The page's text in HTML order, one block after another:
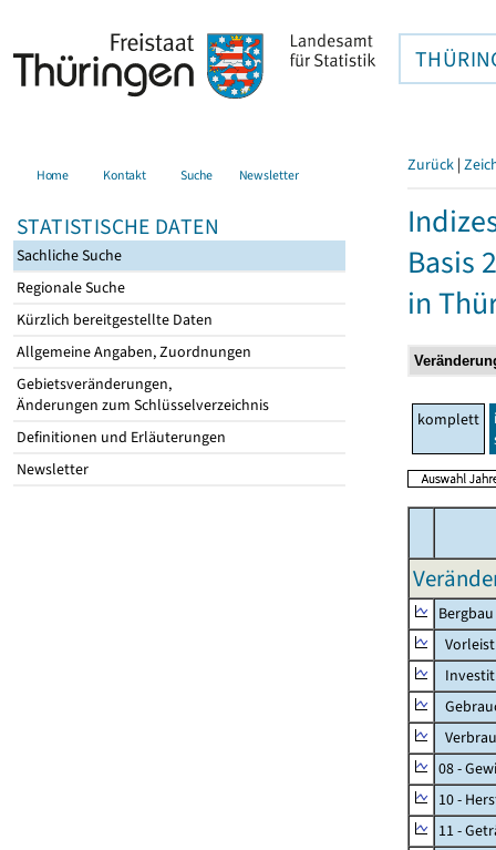
Home Kontakt Suche Newsletter
STATISTISCHE DATEN
Sachliche Suche
Regionale Suche
Kürzlich bereitgestellte Daten
Allgemeine Angaben, Zuordnungen
Gebietsveränderungen,
Änderungen zum Schlüsselverzeichnis
Definitionen und Erläuterungen
Newsletter
Zurück |
Basis
in
komplett
08 -
10 -
11 -